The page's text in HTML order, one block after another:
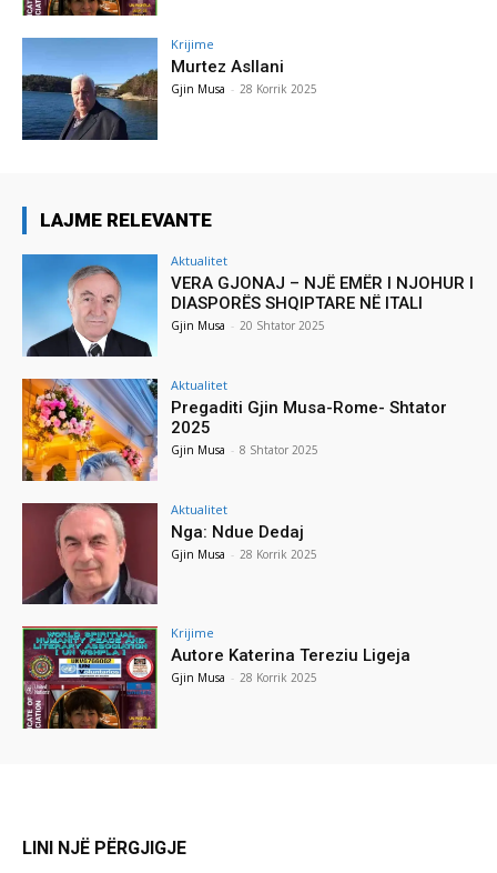
Krijime
Murtez Asllani
Gjin Musa - 28 Korrik 2025
LAJME RELEVANTE
Aktualitet
VERA GJONAJ – NJË EMËR I NJOHUR I
DIASPORËS SHQIPTARE NË ITALI
Gjin Musa - 20 Shtator 2025
Aktualitet
Pregaditi Gjin Musa-Rome- Shtator
2025
Gjin Musa - 8 Shtator 2025
Aktualitet
Nga: Ndue Dedaj
Gjin Musa - 28 Korrik 2025
Krijime
Autore Katerina Tereziu Ligeja
Gjin Musa - 28 Korrik 2025
LINI NJË PËRGJIGJE